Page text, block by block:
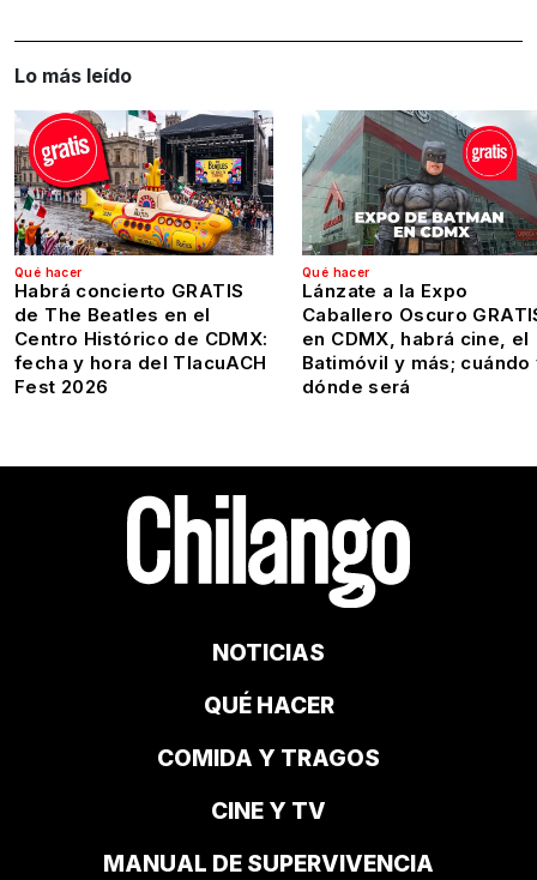
Lo más leído
Qué hacer
Habrá concierto GRATIS
de The Beatles en el
Centro Histórico de CDMX:
fecha y hora del TlacuACH
Fest 2026
Qué hacer
Lánzate a la Expo
Caballero Oscuro
en CDMX, habrá cine, el
Batimóvil y más; cuándo
dónde será
NOTICIAS
QUÉ HACER
COMIDA Y TRAGOS
CINE Y TV
MANUAL DE SUPERVIVENCIA